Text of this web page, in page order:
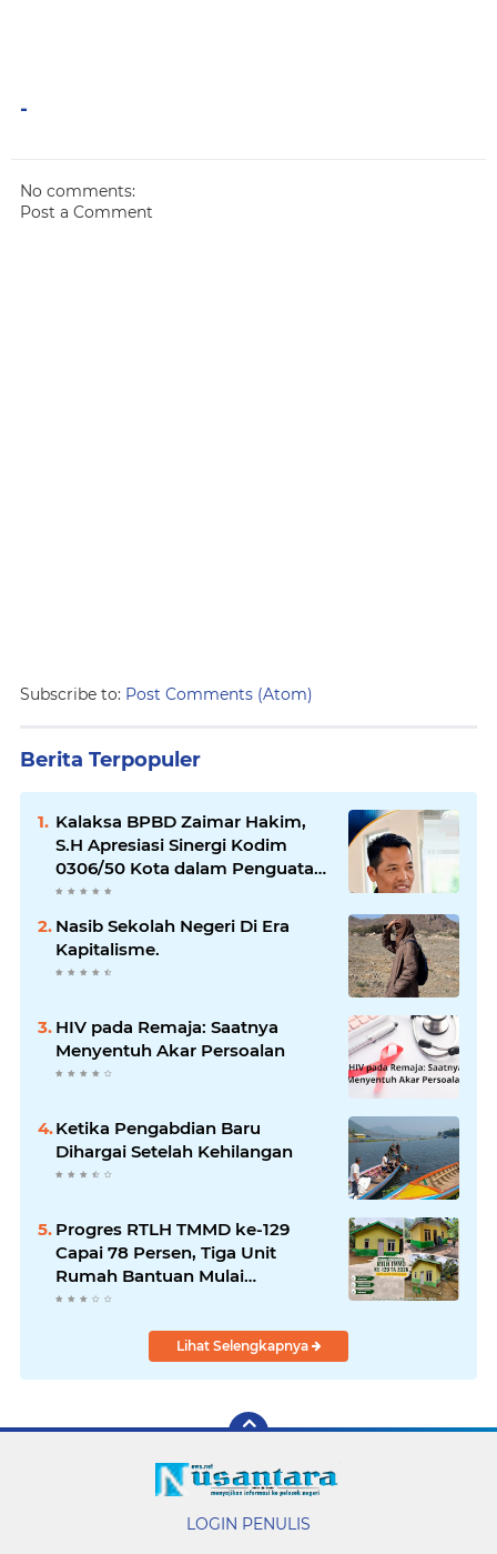
-
No comments:
Post a Comment
Subscribe to: Post Comments (Atom)
Berita Terpopuler
Kalaksa BPBD Zaimar Hakim,
S.H Apresiasi Sinergi Kodim
0306/50 Kota dalam Penguatan
Mitigasi dan Penanganan
Bencana
Nasib Sekolah Negeri Di Era
Kapitalisme.
HIV pada Remaja: Saatnya
Menyentuh Akar Persoalan
Ketika Pengabdian Baru
Dihargai Setelah Kehilangan
Progres RTLH TMMD ke-129
Capai 78 Persen, Tiga Unit
Rumah Bantuan Mulai
Rampung
Lihat Selengkapnya
LOGIN PENULIS